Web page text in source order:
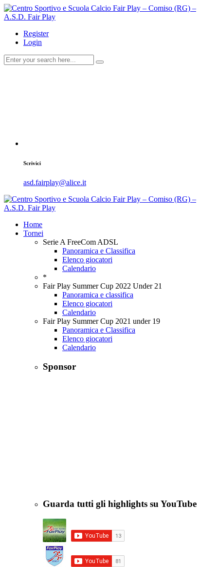
Register
Login
Scrivici
asd.fairplay@alice.it
Home
Tornei
Serie A FreeCom ADSL
Panoramica e Classifica
Elenco giocatori
Calendario
*
Fair Play Summer Cup 2022 Under 21
Panoramica e classifica
Elenco giocatori
Calendario
Fair Play Summer Cup 2021 under 19
Panoramica e Classifica
Elenco giocatori
Calendario
Sponsor
Guarda tutti gli highlights su YouTube